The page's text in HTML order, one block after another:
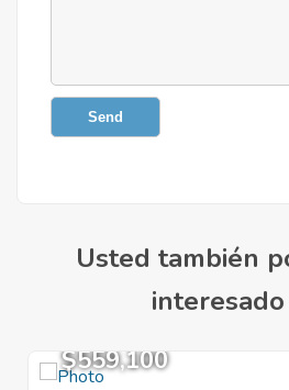
Send
Usted también
interesado
$559,100